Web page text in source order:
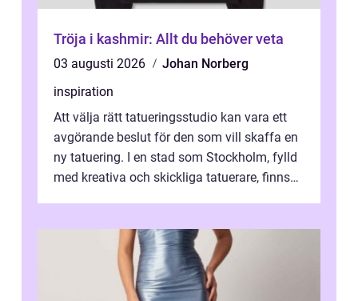
Tröja i kashmir: Allt du behöver veta
03 augusti 2026
Johan Norberg
inspiration
Att välja rätt tatueringsstudio kan vara ett
avgörande beslut för den som vill skaffa en
ny tatuering. I en stad som Stockholm, fylld
med kreativa och skickliga tatuerare, finns